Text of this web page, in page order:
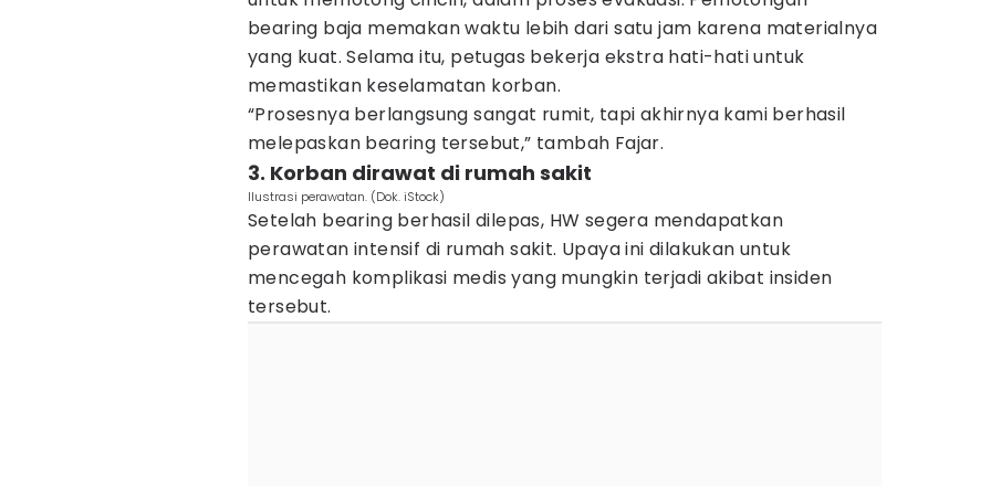
bearing baja memakan waktu lebih dari satu jam karena materialnya
yang kuat. Selama itu, petugas bekerja ekstra hati-hati untuk
memastikan keselamatan korban.
“Prosesnya berlangsung sangat rumit, tapi akhirnya kami berhasil
melepaskan bearing tersebut,” tambah Fajar.
3. Korban dirawat di rumah sakit
Ilustrasi perawatan. (Dok. iStock)
Setelah bearing berhasil dilepas, HW segera mendapatkan
perawatan intensif di rumah sakit. Upaya ini dilakukan untuk
mencegah komplikasi medis yang mungkin terjadi akibat insiden
tersebut.